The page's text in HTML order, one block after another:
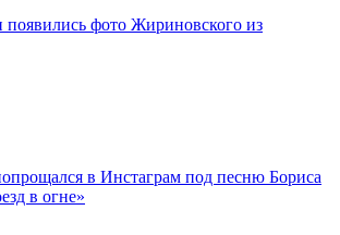
появились фото Жириновского из
в Инстаграм под песню Бориса
в огне»